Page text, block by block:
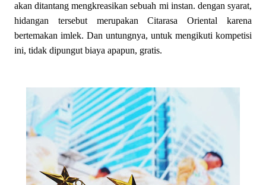
akan ditantang mengkreasikan sebuah mi instan. dengan syarat,
hidangan tersebut merupakan Citarasa Oriental karena
bertemakan imlek. Dan untungnya, untuk mengikuti kompetisi
ini, tidak dipungut biaya apapun, gratis.